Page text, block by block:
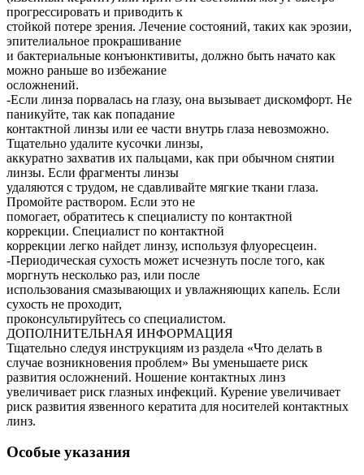
прогрессировать и приводить к
стойкой потере зрения. Лечение состояний, таких как эрозии,
эпителиальное прокрашивание
и бактериальные конъюнктивиты, должно быть начато как
можно раньше во избежание
осложнений.
-Если линза порвалась на глазу, она вызывает дискомфорт. Не
паникуйте, так как попадание
контактной линзы или ее части внутрь глаза невозможно.
Тщательно удалите кусочки линзы,
аккуратно захватив их пальцами, как при обычном снятии
линзы. Если фрагменты линзы
удаляются с трудом, не сдавливайте мягкие ткани глаза.
Промойте раствором. Если это не
помогает, обратитесь к специалисту по контактной
коррекции. Специалист по контактной
коррекции легко найдет линзу, используя флуоресцеин.
-Периодическая сухость может исчезнуть после того, как
моргнуть несколько раз, или после
использования смазывающих и увлажняющих капель. Если
сухость не проходит,
проконсультируйтесь со специалистом.
ДОПОЛНИТЕЛЬНАЯ ИНФОРМАЦИЯ
Тщательно следуя инструкциям из раздела «Что делать в
случае возникновения проблем» Вы уменьшаете риск
развития осложнений. Ношение контактных линз
увеличивает риск глазных инфекций. Курение увеличивает
риск развития язвенного кератита для носителей контактных
линз.
Особые указания